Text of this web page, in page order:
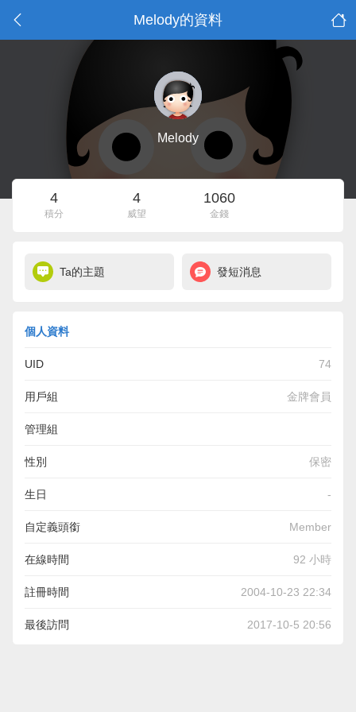
Melody的資料
Melody
4
積分
4
威望
1060
金錢
Ta的主題 發短消息
個人資料
UID 74
用戶組 金牌會員
管理組
性別 保密
生日 -
自定義頭銜 Member
在線時間 92 小時
註冊時間 2004-10-23 22:34
最後訪問 2017-10-5 20:56